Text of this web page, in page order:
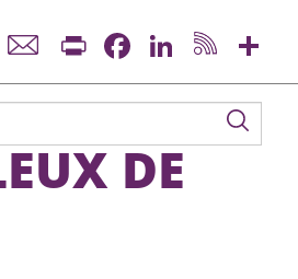
Print FacebookLinkedIn
DE